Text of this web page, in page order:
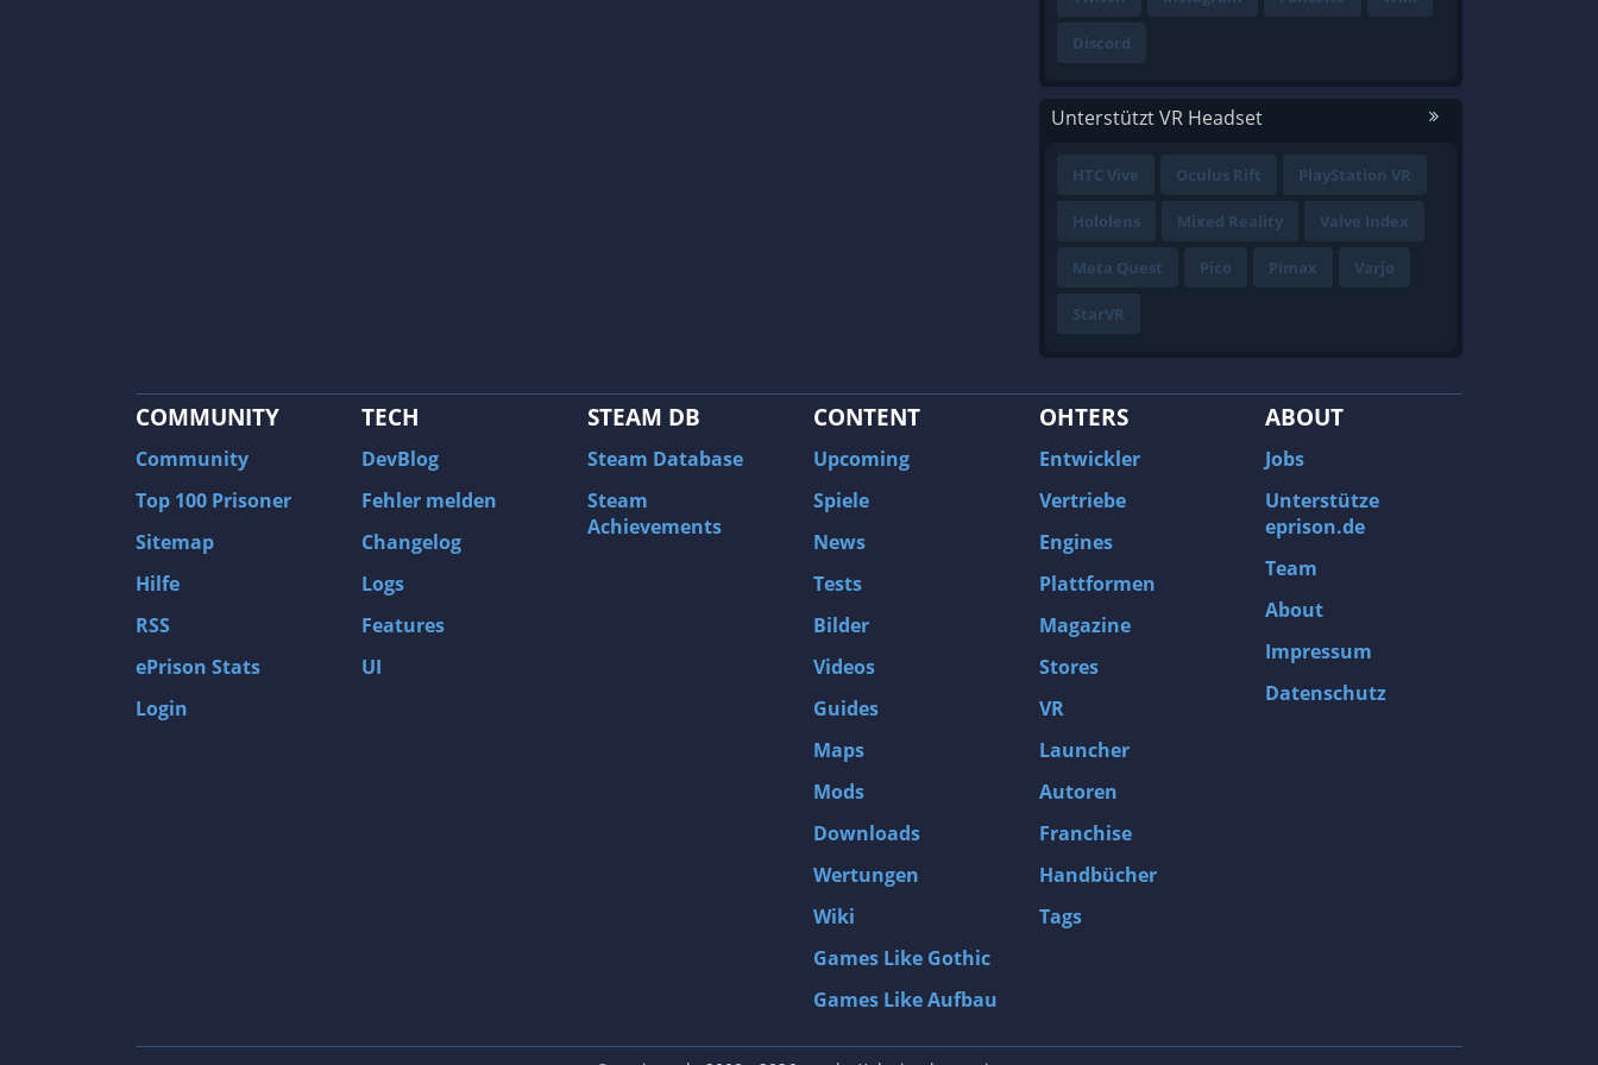
Discord
Unterstützt VR Headset
HTC Vive Oculus Rift PlayStation VR
Hololens Mixed Reality Valve Index
Meta Quest Pico Pimax Varjo
StarVR
COMMUNITY
Community
Top 100 Prisoner
Sitemap
Hilfe
RSS
ePrison Stats
Login
TECH
DevBlog
Fehler melden
Changelog
Logs
Features
UI
STEAM DB
Steam Database
Steam
Achievements
CONTENT
Upcoming
Spiele
News
Tests
Bilder
Videos
Guides
Maps
Mods
Downloads
Wertungen
Wiki
Games Like Gothic
Games Like Aufbau
OHTERS
Entwickler
Vertriebe
Engines
Plattformen
Magazine
Stores
VR
Launcher
Autoren
Franchise
Handbücher
Tags
ABOUT
Jobs
Unterstütze
eprison.de
Team
About
Impressum
Datenschutz